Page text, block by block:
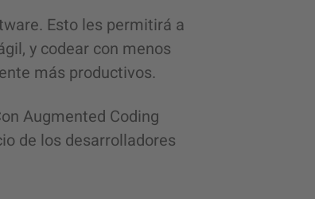
Esto les permitirá a
y codear con menos
más productivos.
Augmented Coding
de los desarrolladores